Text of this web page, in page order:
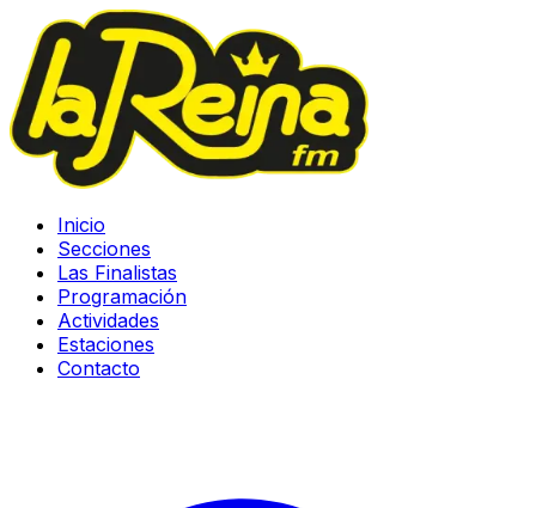
Inicio
Secciones
Las Finalistas
Programación
Actividades
Estaciones
Contacto